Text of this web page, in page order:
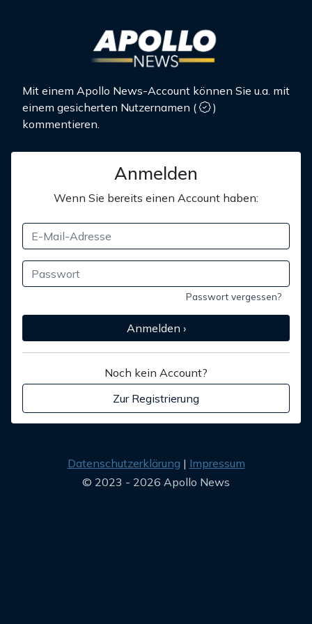
Mit einem Apollo News-Account können Sie u.a. mit
einem gesicherten Nutzernamen (
)
kommentieren.
Anmelden
Wenn Sie bereits einen Account haben:
Passwort vergessen?
Anmelden ›
Noch kein Account?
Zur Registrierung
Datenschutzerklärung
Impressum
© 2023 - 2026 Apollo News